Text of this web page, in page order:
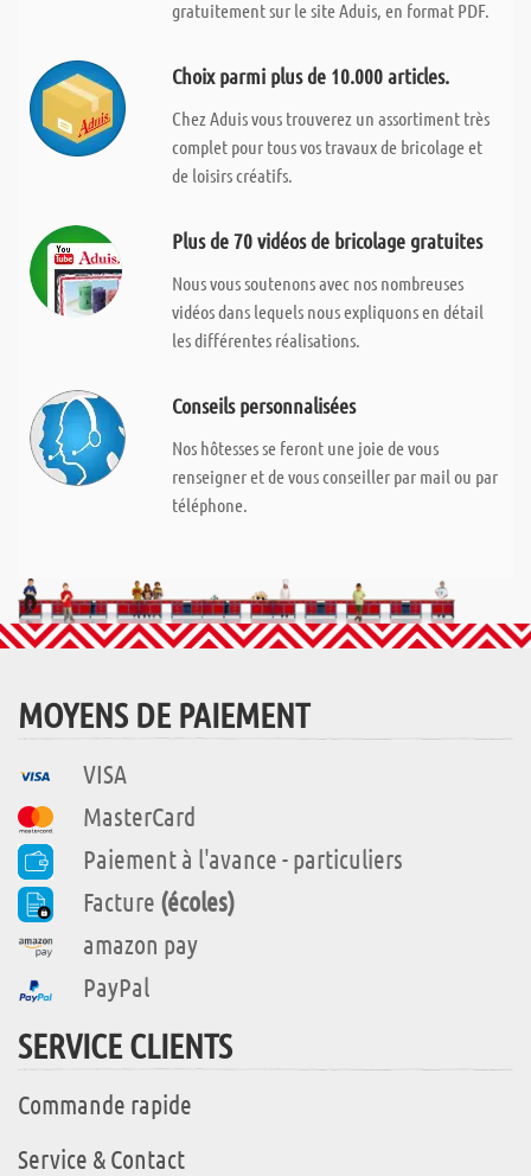
gratuitement sur le site Aduis, en format PDF.
Choix parmi plus de 10.000 articles.
Chez Aduis vous trouverez un assortiment très
complet pour tous vos travaux de bricolage et
de loisirs créatifs.
Plus de 70 vidéos de bricolage gratuites
Nous vous soutenons avec nos nombreuses
vidéos dans lequels nous expliquons en détail
les différentes réalisations.
Conseils personnalisées
Nos hôtesses se feront une joie de vous
renseigner et de vous conseiller par mail ou par
téléphone.
MOYENS DE PAIEMENT
VISA
MasterCard
Paiement à l'avance - particuliers
Facture (écoles)
amazon pay
PayPal
SERVICE CLIENTS
Commande rapide
Service & Contact